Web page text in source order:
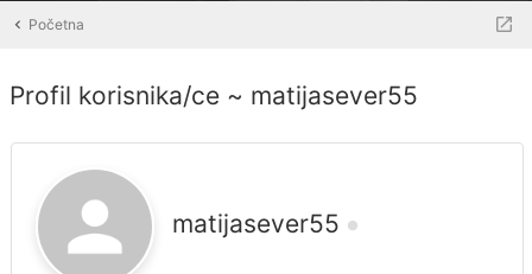
Početna
Profil korisnika/ce ~ matijasever55
matijasever55